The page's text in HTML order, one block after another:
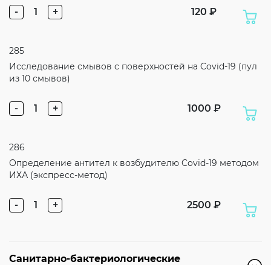
- 1 + 120 ₽
285
Исследование смывов с поверхностей на Covid-19 (пул
из 10 смывов)
- 1 + 1000 ₽
286
Определение антител к возбудителю Covid-19 методом
ИХА (экспресс-метод)
- 1 + 2500 ₽
Санитарно-бактериологические